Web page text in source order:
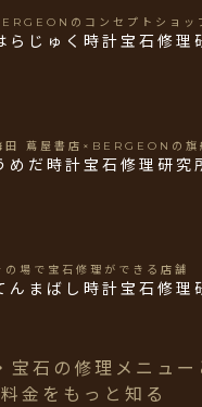
のコンセプトショッ
らじゅく時計宝石修理
田 蔦屋書店×BERGEONの旗
めだ時計宝石修理研究
の場で宝石修理ができる店舗
んまばし時計宝石修理
宝石の修理メニュー
料金をもっと知る